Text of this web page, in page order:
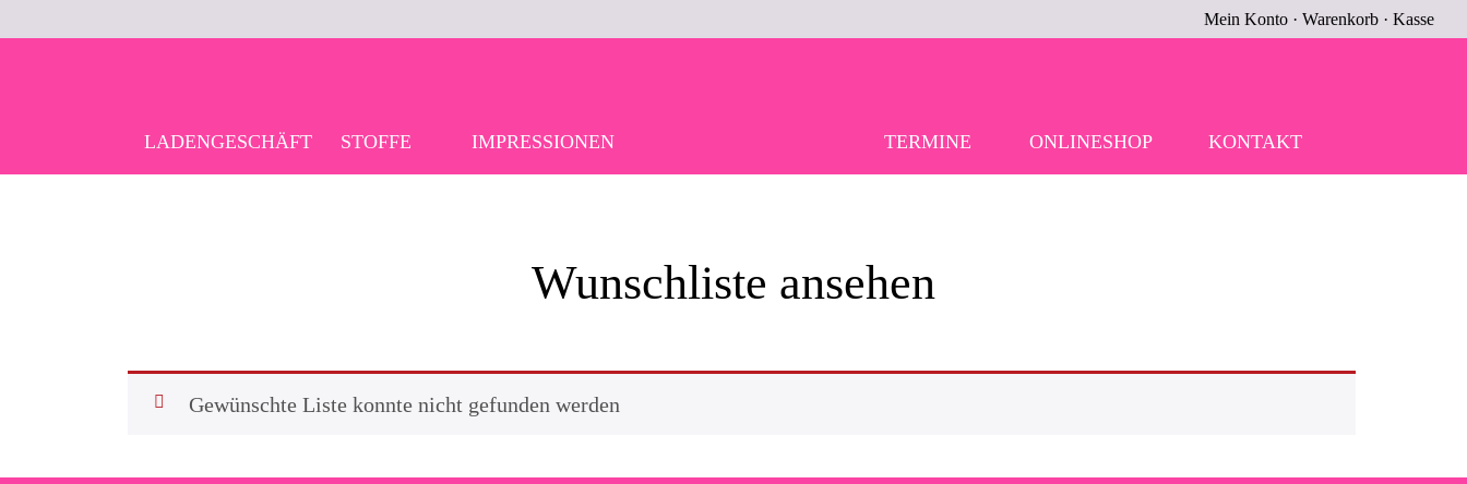
Mein Konto · Warenkorb · Kasse
LADENGESCHÄFT STOFFE IMPRESSIONEN TERMINE ONLINESHOP KONTAKT
Wunschliste ansehen
Gewünschte Liste konnte nicht gefunden werden